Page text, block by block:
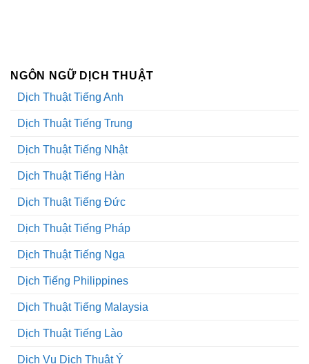
NGÔN NGỮ DỊCH THUẬT
Dịch Thuật Tiếng Anh
Dịch Thuật Tiếng Trung
Dịch Thuật Tiếng Nhật
Dịch Thuật Tiếng Hàn
Dịch Thuật Tiếng Đức
Dịch Thuật Tiếng Pháp
Dịch Thuật Tiếng Nga
Dịch Tiếng Philippines
Dịch Thuật Tiếng Malaysia
Dịch Thuật Tiếng Lào
Dịch Vụ Dịch Thuật Ý